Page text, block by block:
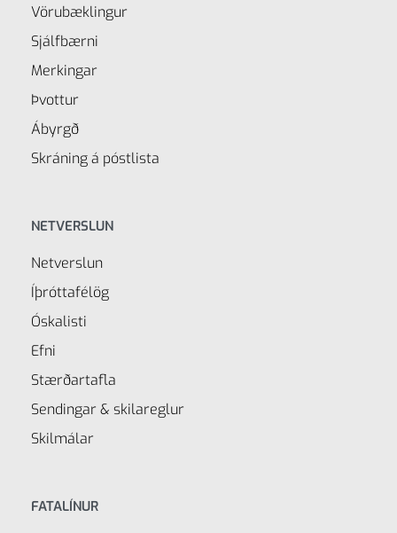
Vörubæklingur
Sjálfbærni
Merkingar
Þvottur
Ábyrgð
Skráning á póstlista
NETVERSLUN
Netverslun
Íþróttafélög
Óskalisti
Efni
Stærðartafla
Sendingar & skilareglur
Skilmálar
FATALÍNUR